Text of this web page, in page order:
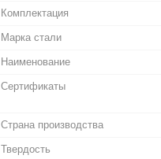
Комплектация
Марка стали
Наименование
Сертификаты
Страна производства
Твердость